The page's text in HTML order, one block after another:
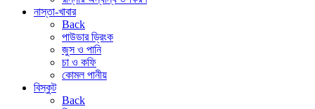
নাস্তা-খাবার
Back
পাউডার ড্রিংক
জুস ও পানি
চা ও কফি
কোমল পানীয়
বিস্কুট
Back